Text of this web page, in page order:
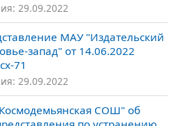
29.09.2022
МАУ "Издательский
запад" от 14.06.2022
71
29.09.2022
СОШ" об